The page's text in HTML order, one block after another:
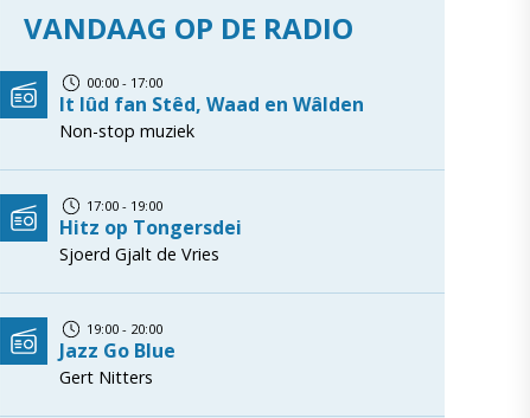
VANDAAG OP DE RADIO
00:00 - 17:00
It lûd fan Stêd, Waad en Wâlden
Non-stop muziek
17:00 - 19:00
Hitz op Tongersdei
Sjoerd Gjalt de Vries
19:00 - 20:00
Jazz Go Blue
Gert Nitters